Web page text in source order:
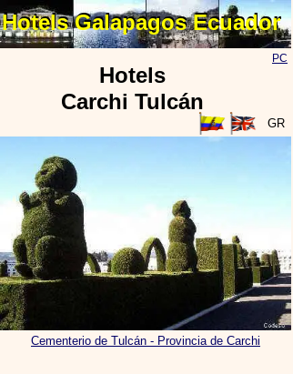
Hotels
Carchi Tulcán
Hotels Galapagos Ecuador
Hotels Galapagos Ecuador
Cementerio de Tulcán - Provincia de Carchi
PC
GR